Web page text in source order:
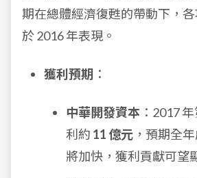
期在總體經濟復甦的帶動下，
於 2016 年表現。
獲利預期 ：
中華開發資本 ：2017
利約 11 億元 ，預期全
將加快，獲利貢獻可望